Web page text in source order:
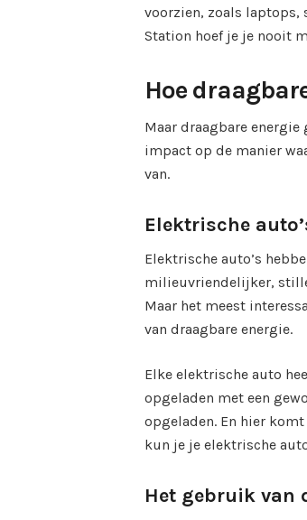
voorzien, zoals laptops,
Station hoef je je nooit
Hoe
Maar draagbare energie
impact op de manier
van.
Elektrische
Elektrische auto’s
milieuvriendelijker,
Maar het meest
van draagbare energie.
Elke elektrische auto
opgeladen met een
opgeladen. En hier
kun je je elektrische
Het gebruik van